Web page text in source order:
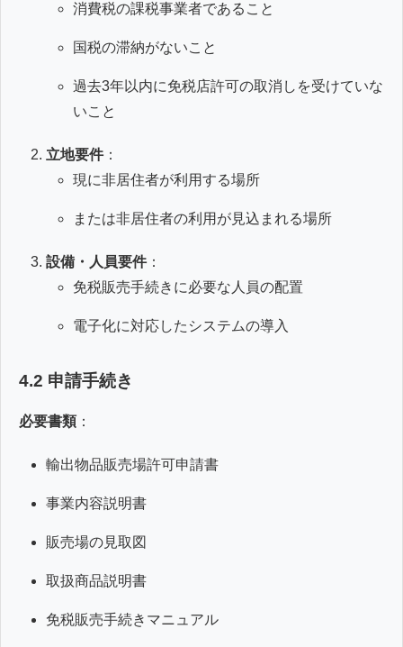
消費税の課税事業者であること
国税の滞納がないこと
過去3年以内に免税店許可の取消しを受けていな
いこと
立地要件：
現に非居住者が利用する場所
または非居住者の利用が見込まれる場所
設備・人員要件：
免税販売手続きに必要な人員の配置
電子化に対応したシステムの導入
4.2 申請手続き
必要書類：
輸出物品販売場許可申請書
事業内容説明書
販売場の見取図
取扱商品説明書
免税販売手続きマニュアル